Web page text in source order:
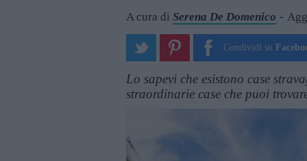
A cura di Serena De Domenico
Condividi su
Lo sapevi che esistono case
straordinarie case che puoi